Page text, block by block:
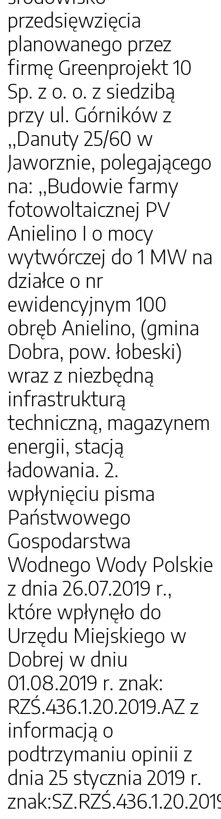
przedsięwzięcia
planowanego przez
firmę Greenprojekt 10
Sp. z o. o. z siedzibą
przy ul. Górników z
,,Danuty 25/60 w
Jaworznie, polegającego
na: ,,Budowie farmy
fotowoltaicznej PV
Anielino I o mocy
wytwórczej do 1 MW na
działce o nr
ewidencyjnym 100
obręb Anielino, (gmina
Dobra, pow. łobeski)
wraz z niezbędną
infrastrukturą
techniczną, magazynem
energii, stacją
ładowania. 2.
wpłynięciu pisma
Państwowego
Gospodarstwa
Wodnego Wody Polskie
z dnia 26.07.2019 r.,
które wpłynęło do
Urzędu Miejskiego w
Dobrej w dniu
01.08.2019 r. znak:
RZŚ.436.1.20.2019.AZ z
informacją o
podtrzymaniu opinii z
dnia 25 stycznia 2019 r.